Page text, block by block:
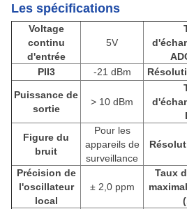
Les spécifications
Voltage
continu
d'entrée
5V
PII3 -21 dBm
Puissance de
sortie
> 10 dBm
Figure du
bruit
Pour les
appareils de
surveillance
Précision de
l'oscillateur
local
± 2,0 ppm
Taux